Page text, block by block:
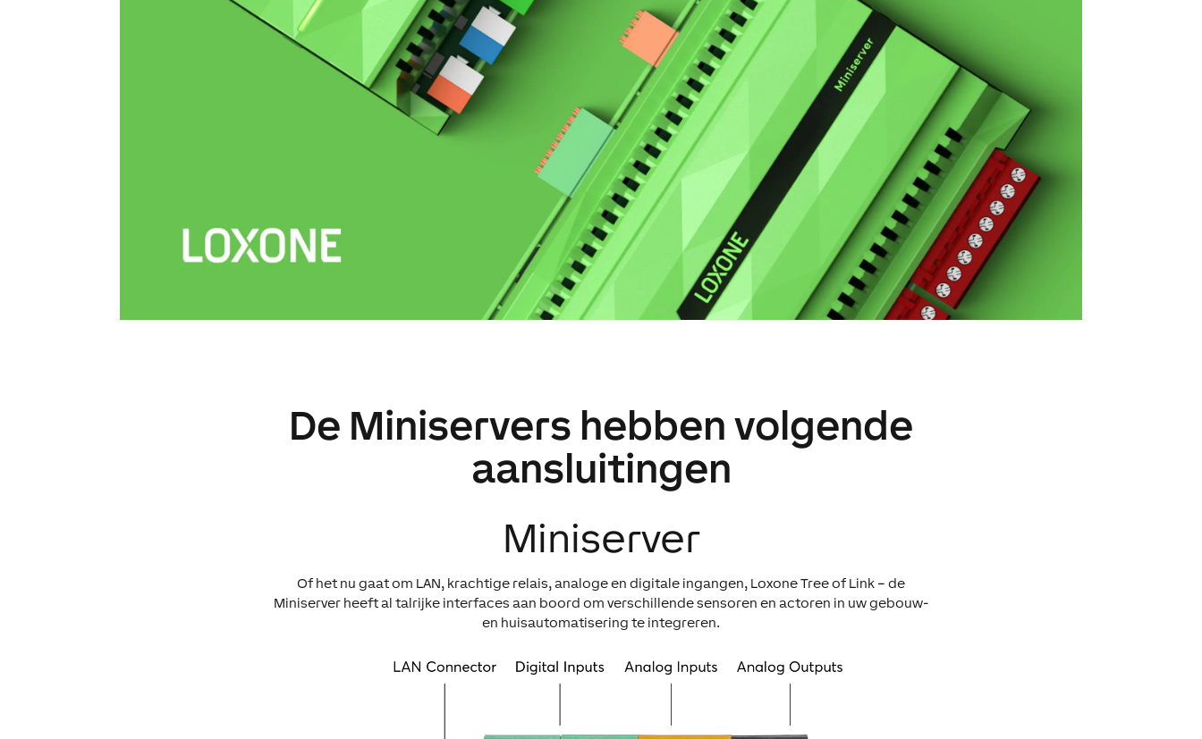
De Miniservers hebben volgende
aansluitingen
Miniserver
Of het nu gaat om LAN, krachtige relais, analoge en digitale ingangen, Loxone Tree of Link – de
Miniserver heeft al talrijke interfaces aan boord om verschillende sensoren en actoren in uw gebouw-
en huisautomatisering te integreren.